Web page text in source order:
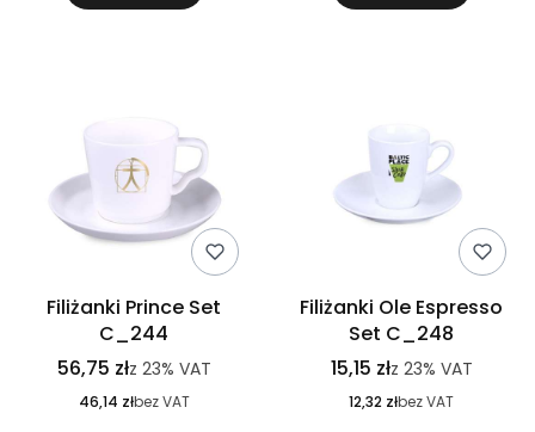
Filiżanki Prince Set
C_244
56,75 złz 23% VAT
46,14 złbez VAT
Filiżanki Ole Espresso
Set C_248
15,15 złz 23% VAT
12,32 złbez VAT